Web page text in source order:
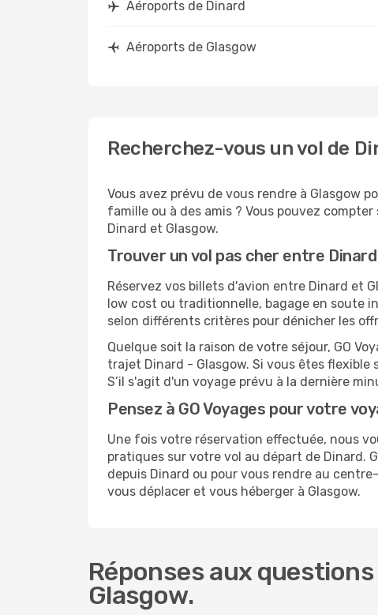
Aéroports de Dinard
Aéroports de Glasgow
Recherchez-vous un vol de
Vous avez prévu de vous rendre à Glasgow
famille ou à des amis ? Vous pouvez
Dinard et Glasgow.
Trouver un vol pas cher entre
Réservez vos billets d'avion entre Dinard et
low cost ou traditionnelle, bagage en soute
selon différents critères pour dénicher les
Quelque soit la raison de votre séjour, GO
trajet Dinard - Glasgow. Si vous êtes flexible
S’il s'agit d'un voyage prévu à la dernière
Pensez à GO Voyages pour votre
Une fois votre réservation effectuée, nous
pratiques sur votre vol au départ de Dinard.
depuis Dinard ou pour vous rendre au
vous déplacer et vous héberger à Glasgow.
Réponses aux
Glasgow.